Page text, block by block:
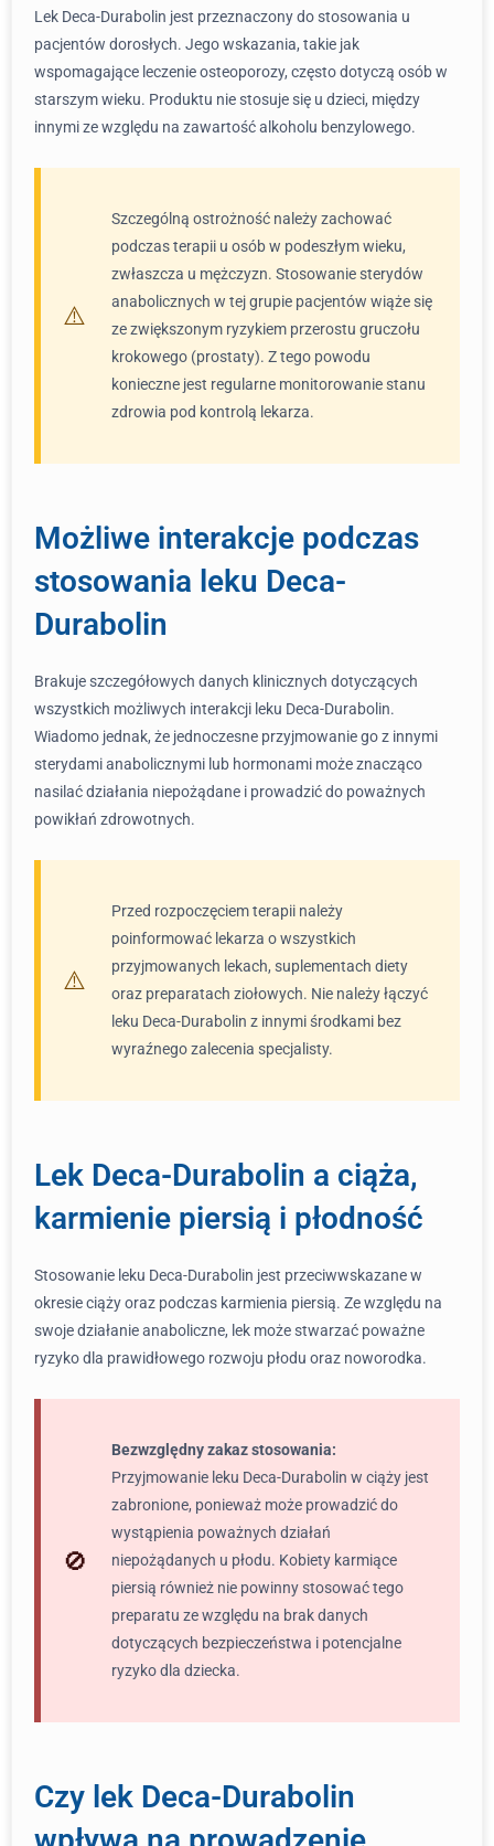
Lek Deca-Durabolin jest przeznaczony do stosowania u
pacjentów dorosłych. Jego wskazania, takie jak
wspomagające leczenie osteoporozy, często dotyczą osób w
starszym wieku. Produktu nie stosuje się u dzieci, między
innymi ze względu na zawartość alkoholu benzylowego.
Szczególną ostrożność należy zachować
podczas terapii u osób w podeszłym wieku,
zwłaszcza u mężczyzn. Stosowanie sterydów
anabolicznych w tej grupie pacjentów wiąże się
ze zwiększonym ryzykiem przerostu gruczołu
krokowego (prostaty). Z tego powodu
konieczne jest regularne monitorowanie stanu
zdrowia pod kontrolą lekarza.
Możliwe interakcje podczas
stosowania leku Deca-
Durabolin
Brakuje szczegółowych danych klinicznych dotyczących
wszystkich możliwych interakcji leku Deca-Durabolin.
Wiadomo jednak, że jednoczesne przyjmowanie go z innymi
sterydami anabolicznymi lub hormonami może znacząco
nasilać działania niepożądane i prowadzić do poważnych
powikłań zdrowotnych.
Przed rozpoczęciem terapii należy
poinformować lekarza o wszystkich
przyjmowanych lekach, suplementach diety
oraz preparatach ziołowych. Nie należy łączyć
leku Deca-Durabolin z innymi środkami bez
wyraźnego zalecenia specjalisty.
Lek Deca-Durabolin a ciąża,
karmienie piersią i płodność
Stosowanie leku Deca-Durabolin jest przeciwwskazane w
okresie ciąży oraz podczas karmienia piersią. Ze względu na
swoje działanie anaboliczne, lek może stwarzać poważne
ryzyko dla prawidłowego rozwoju płodu oraz noworodka.
Bezwzględny zakaz stosowania:
Przyjmowanie leku Deca-Durabolin w ciąży jest
zabronione, ponieważ może prowadzić do
wystąpienia poważnych działań
niepożądanych u płodu. Kobiety karmiące
piersią również nie powinny stosować tego
preparatu ze względu na brak danych
dotyczących bezpieczeństwa i potencjalne
ryzyko dla dziecka.
Czy lek Deca-Durabolin